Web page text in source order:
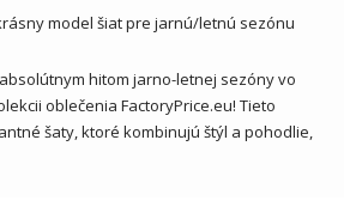
model šiat pre jarnú/letnú sezónu
hitom jarno-letnej sezóny vo
oblečenia FactoryPrice.eu! Tieto
šaty, ktoré kombinujú štýl a pohodlie,